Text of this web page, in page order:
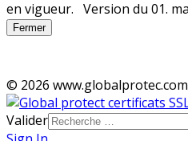
Fermer
© 2026 www.globalprotec.com
Valider